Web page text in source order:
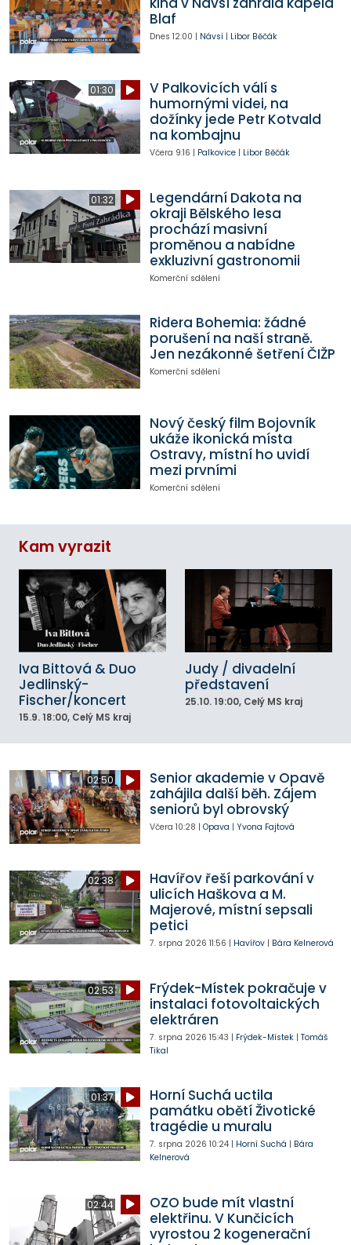
Blaf
Dnes 12:00 | Návsí| Libor Běčák
01:30
V Palkovicích válí s
humornými videi, na
dožínky jede Petr Kotvald
na kombajnu
Včera 9:16 | Palkovice| Libor Běčák
01:32
Legendární Dakota na
okraji Bělského lesa
prochází masivní
proměnou a nabídne
exkluzivní gastronomii
Komerční sdělení
Ridera Bohemia: žádné
porušení na naší straně.
Jen nezákonné šetření ČIŽP
Komerční sdělení
Nový český film Bojovník
ukáže ikonická místa
Ostravy, místní ho uvidí
mezi prvními
Komerční sdělení
Kam vyrazit
Iva Bittová & Duo
Jedlinský-
Fischer/koncert
15.9. 18:00, Celý MS kraj
Judy / divadelní
představení
25.10. 19:00, Celý MS kraj
02:50
Senior akademie v Opavě
zahájila další běh. Zájem
seniorů byl obrovský
Včera 10:28 | Opava | Yvona Fajtová
02:38
Havířov řeší parkování v
ulicích Haškova a M.
Majerové, místní sepsali
petici
7. srpna 2026 11:56 | Havířov| Bára Kelnerová
02:53
Frýdek-Místek pokračuje v
instalaci fotovoltaických
elektráren
7. srpna 2026 15:43 | Frýdek-Místek| Tomáš
Tikal
01:37
Horní Suchá uctila
památku obětí Životické
tragédie u muralu
7. srpna 2026 10:24| Horní Suchá | Bára
Kelnerová
02:44
OZO bude mít vlastní
elektřinu. V Kunčicích
vyrostou 2 kogenerační